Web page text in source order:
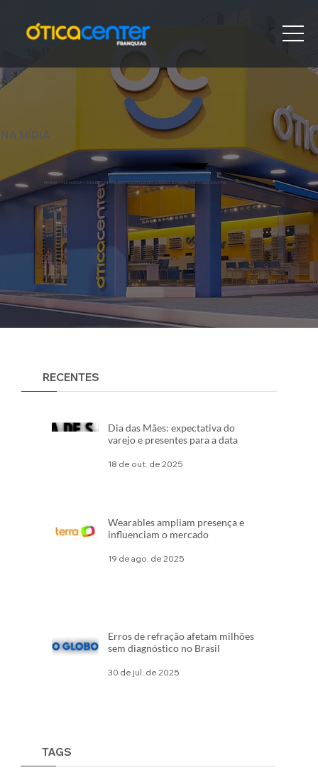
NA MÍDIA
DIA DAS MÃES: EXPECTATIVA DO VAREJO E PRESENTES PARA A DATA
HOME / NA MÍDIA /
RECENTES
Dia das Mães: expectativa do
varejo e presentes para a data
18 de out. de 2025
Wearables ampliam presença e
influenciam o mercado
19 de ago. de 2025
Erros de refração afetam milhões
sem diagnóstico no Brasil
30 de jul. de 2025
TAGS